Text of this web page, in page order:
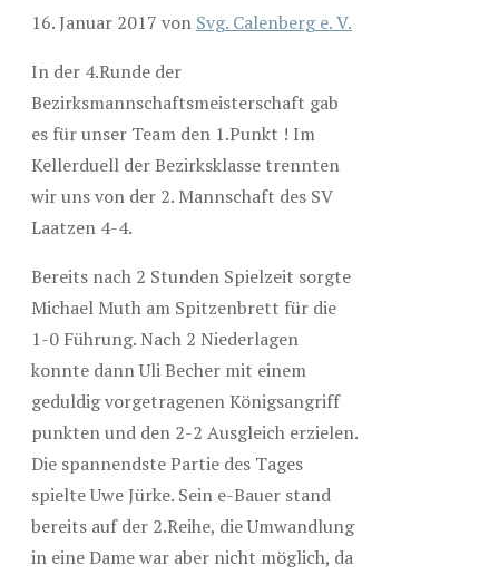
16. Januar 2017 von Svg. Calenberg e. V.
In der 4.Runde der
Bezirksmannschaftsmeisterschaft gab
es für unser Team den 1.Punkt ! Im
Kellerduell der Bezirksklasse trennten
wir uns von der 2. Mannschaft des SV
Laatzen 4-4.
Bereits nach 2 Stunden Spielzeit sorgte
Michael Muth am Spitzenbrett für die
1-0 Führung. Nach 2 Niederlagen
konnte dann Uli Becher mit einem
geduldig vorgetragenen Königsangriff
punkten und den 2-2 Ausgleich erzielen.
Die spannendste Partie des Tages
spielte Uwe Jürke. Sein e-Bauer stand
bereits auf der 2.Reihe, die Umwandlung
in eine Dame war aber nicht möglich, da